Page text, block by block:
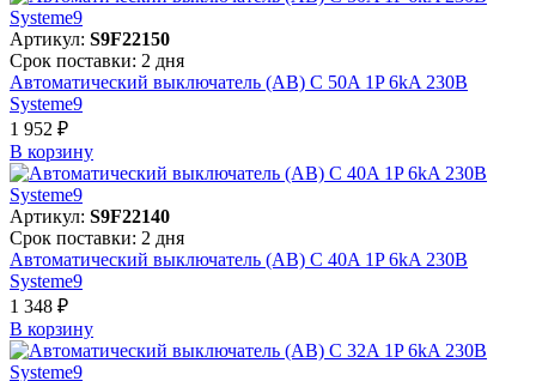
Артикул: S9F22150
Срок поставки: 2 дня
Автоматический выключатель (АВ) C 50A 1P 6kA 230В
Systeme9
1 952 ₽
В корзинy
Артикул: S9F22140
Срок поставки: 2 дня
Автоматический выключатель (АВ) C 40A 1P 6kA 230В
Systeme9
1 348 ₽
В корзинy